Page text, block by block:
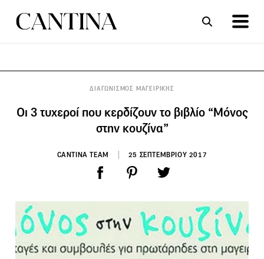
ΣΥΝΤΑΓΕΣ ΑΡΘΡΑ
ΔΙΑΓΩΝΙΣΜΟΣ ΜΑΓΕΙΡΙΚΗΣ
Οι 3 τυχεροί που κερδίζουν το βιβλίο “Μόνος
στην κουζίνα”
CANTINA TEAM 25 ΣΕΠΤΕΜΒΡΙΟΥ 2017